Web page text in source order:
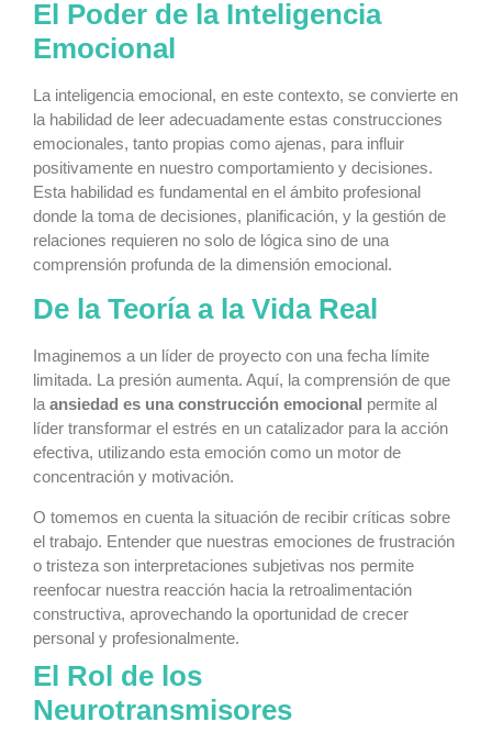
El Poder de la Inteligencia
Emocional
La inteligencia emocional, en este contexto, se convierte en
la habilidad de leer adecuadamente estas construcciones
emocionales, tanto propias como ajenas, para influir
positivamente en nuestro comportamiento y decisiones.
Esta habilidad es fundamental en el ámbito profesional
donde la toma de decisiones, planificación, y la gestión de
relaciones requieren no solo de lógica sino de una
comprensión profunda de la dimensión emocional.
De la Teoría a la Vida Real
Imaginemos a un líder de proyecto con una fecha límite
limitada. La presión aumenta. Aquí, la comprensión de que
la ansiedad es una construcción emocional permite al
líder transformar el estrés en un catalizador para la acción
efectiva, utilizando esta emoción como un motor de
concentración y motivación.
O tomemos en cuenta la situación de recibir críticas sobre
el trabajo. Entender que nuestras emociones de frustración
o tristeza son interpretaciones subjetivas nos permite
reenfocar nuestra reacción hacia la retroalimentación
constructiva, aprovechando la oportunidad de crecer
personal y profesionalmente.
El Rol de los
Neurotransmisores